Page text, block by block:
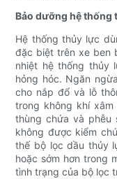
Bảo dưỡng hệ thống
Hệ thống thủy lực
đặc biệt trên xe ben
nhiệt hệ thống thủy
hỏng hóc. Ngăn
cho nắp đổ và lỗ
trong không khí
thùng chứa và phễu
không được kiểm
thế bộ lọc dầu thủy
hoặc sớm hơn trong
tình trạng của bộ lọc